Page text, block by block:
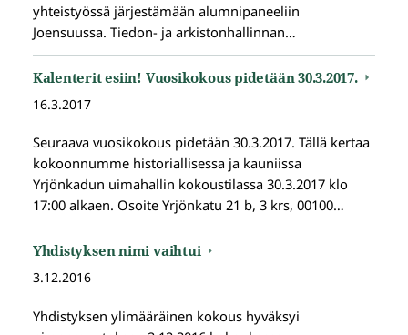
yhteistyössä järjestämään alumnipaneeliin
Joensuussa. Tiedon- ja arkistonhallinnan…
Kalenterit esiin! Vuosikokous pidetään 30.3.2017.
16.3.2017
Seuraava vuosikokous pidetään 30.3.2017. Tällä kertaa
kokoonnumme historiallisessa ja kauniissa
Yrjönkadun uimahallin kokoustilassa 30.3.2017 klo
17:00 alkaen. Osoite Yrjönkatu 21 b, 3 krs, 00100…
Yhdistyksen nimi vaihtui
3.12.2016
Yhdistyksen ylimääräinen kokous hyväksyi